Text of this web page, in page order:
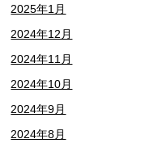
2025年1月
2024年12月
2024年11月
2024年10月
2024年9月
2024年8月